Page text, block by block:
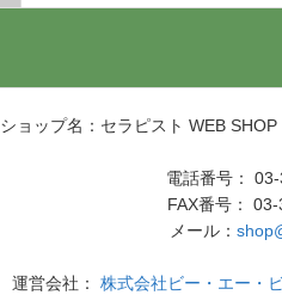
ショップ名：セラピスト WEB
電話番号：
FAX番号：
メール：
運営会社： 株式会社ビー・エー・